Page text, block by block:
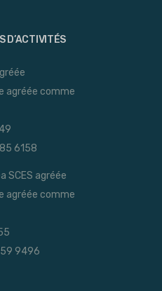
D’ACTIVITÉS
agréée comme
6158
SCES agréée
agréée comme
9496